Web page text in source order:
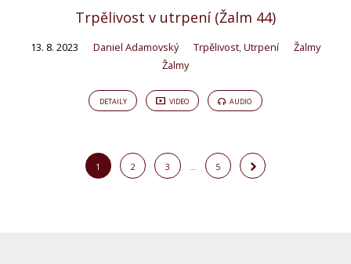
Trpělivost v utrpení (Žalm 44)
13. 8. 2023 Daniel Adamovský Trpělivost,Utrpení
Žalmy
Žalmy
DETAILY VIDEO AUDIO
1 2 3 … 5